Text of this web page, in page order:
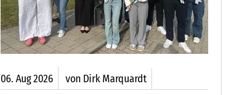
06. Aug2026 von Dirk Marquardt